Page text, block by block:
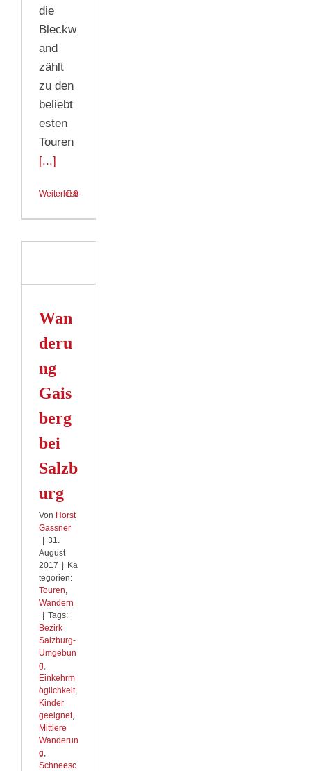
die
Bleckw
and
zählt
zu den
beliebt
esten
Touren
[...]
Weiterlesen
9
Wan
deru
ng
Gais
berg
bei
Salzb
urg
Von Horst
Gassner
| 31.
August
2017 | Ka
tegorien:
Touren
Wandern
| Tags:
Bezirk
Salzburg-
Umgebun
g
Einkehrm
öglichkeit,
Kinder
geeignet,
Mittlere
Wanderun
g
Schneesc